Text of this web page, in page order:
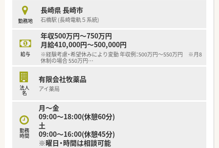
■最寄りの駅から徒歩3分と非常に近く、公共交通機関での通勤
も便利な好立地です。
■地域手当が月10万円支給されるなど、福利厚生が充実してお
り安心して働けます。
【勤務実態について】
■残業時間は月平均8時間以下と非常に少なく、プライベートの
時間を十分に確保できます。
■日祝が固定休日で、その他シフトによる週休2日制なので、年
間休日も確保されています。
■18時までの終業時間なので、仕事後の時間も充実させること
勤務地
長崎県 長崎市
石橋駅 (長崎電軌５系統)
給与
年収500万円～750万円
月給410,000円～500,000円
※経験考慮・希望休みにより変動 年収例：500万円～550万円 ※月8
休制の場合 550万円…
法人
名
有限会社牧薬品
アイ薬局
勤務
時間
月～金
09:00～18:00(休憩60分)
土
09:00～16:00(休憩45分)
※曜日・時間は相談可能